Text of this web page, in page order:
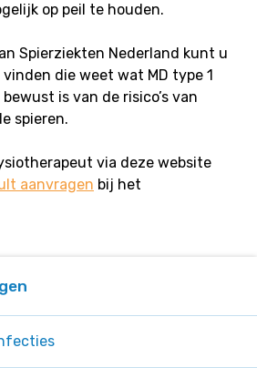
op peil te houden.
Spierziekten Nederland kunt u
die weet wat MD type 1
is van de risico’s van
spieren.
via deze website
aanvragen bij het